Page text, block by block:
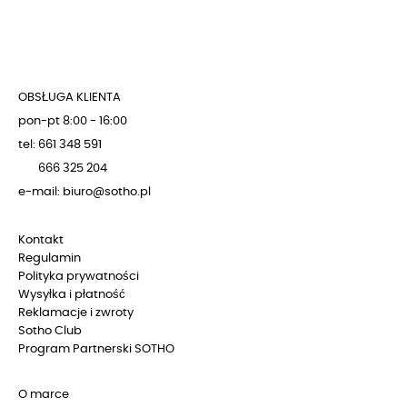
OBSŁUGA KLIENTA
pon-pt 8:00 - 16:00
tel: 661 348 591
666 325 204
e-mail: biuro@sotho.pl
Kontakt
Regulamin
Polityka prywatności
Wysyłka i płatność
Reklamacje i zwroty
Sotho Club
Program Partnerski SOTHO
O marce